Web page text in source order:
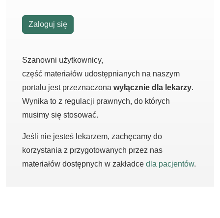
Zaloguj się
Szanowni użytkownicy,
część materiałów udostępnianych na naszym
portalu jest przeznaczona wyłącznie dla lekarzy.
Wynika to z regulacji prawnych, do których
musimy się stosować.
Jeśli nie jesteś lekarzem, zachęcamy do
korzystania z przygotowanych przez nas
materiałów dostępnych w zakładce dla pacjentów.